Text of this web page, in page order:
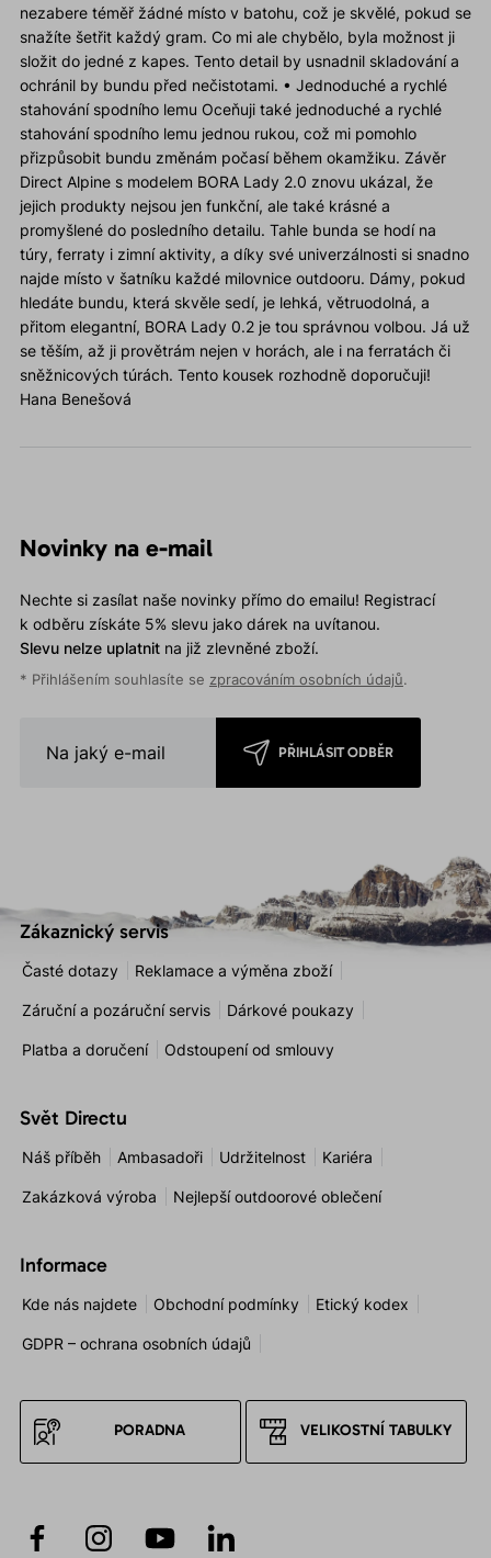
nezabere téměř žádné místo v batohu, což je skvělé, pokud se
snažíte šetřit každý gram. Co mi ale chybělo, byla možnost ji
složit do jedné z kapes. Tento detail by usnadnil skladování a
ochránil by bundu před nečistotami. • Jednoduché a rychlé
stahování spodního lemu Oceňuji také jednoduché a rychlé
stahování spodního lemu jednou rukou, což mi pomohlo
přizpůsobit bundu změnám počasí během okamžiku. Závěr
Direct Alpine s modelem BORA Lady 2.0 znovu ukázal, že
jejich produkty nejsou jen funkční, ale také krásné a
promyšlené do posledního detailu. Tahle bunda se hodí na
túry, ferraty i zimní aktivity, a díky své univerzálnosti si snadno
najde místo v šatníku každé milovnice outdooru. Dámy, pokud
hledáte bundu, která skvěle sedí, je lehká, větruodolná, a
přitom elegantní, BORA Lady 0.2 je tou správnou volbou. Já už
se těším, až ji provětrám nejen v horách, ale i na ferratách či
sněžnicových túrách. Tento kousek rozhodně doporučuji!
Hana Benešová
Novinky na e-mail
Nechte si zasílat naše novinky přímo do emailu! Registrací
k odběru získáte 5% slevu jako dárek na uvítanou.
Slevu nelze uplatnitna již zlevněné zboží.
* Přihlášením souhlasíte se zpracováním osobních údajů.
PŘIHLÁSIT ODBĚR
Zákaznický servis
Časté dotazy Reklamace a výměna zboží
Záruční a pozáruční servis Dárkové poukazy
Platba a doručení Odstoupení od smlouvy
Svět Directu
Náš příběh Ambasadoři Udržitelnost Kariéra
Zakázková výroba Nejlepší outdoorové oblečení
Informace
Kde nás najdete Obchodní podmínky Etický kodex
GDPR – ochrana osobních údajů
PORADNA VELIKOSTNÍ TABULKY